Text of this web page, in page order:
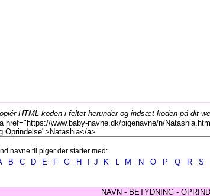
HTML-koden i feltet herunder og indsæt koden på dit
navne til piger der starter med:
B C D E F G H J K L M N O P Q R S
NAVN - BETYDNING -